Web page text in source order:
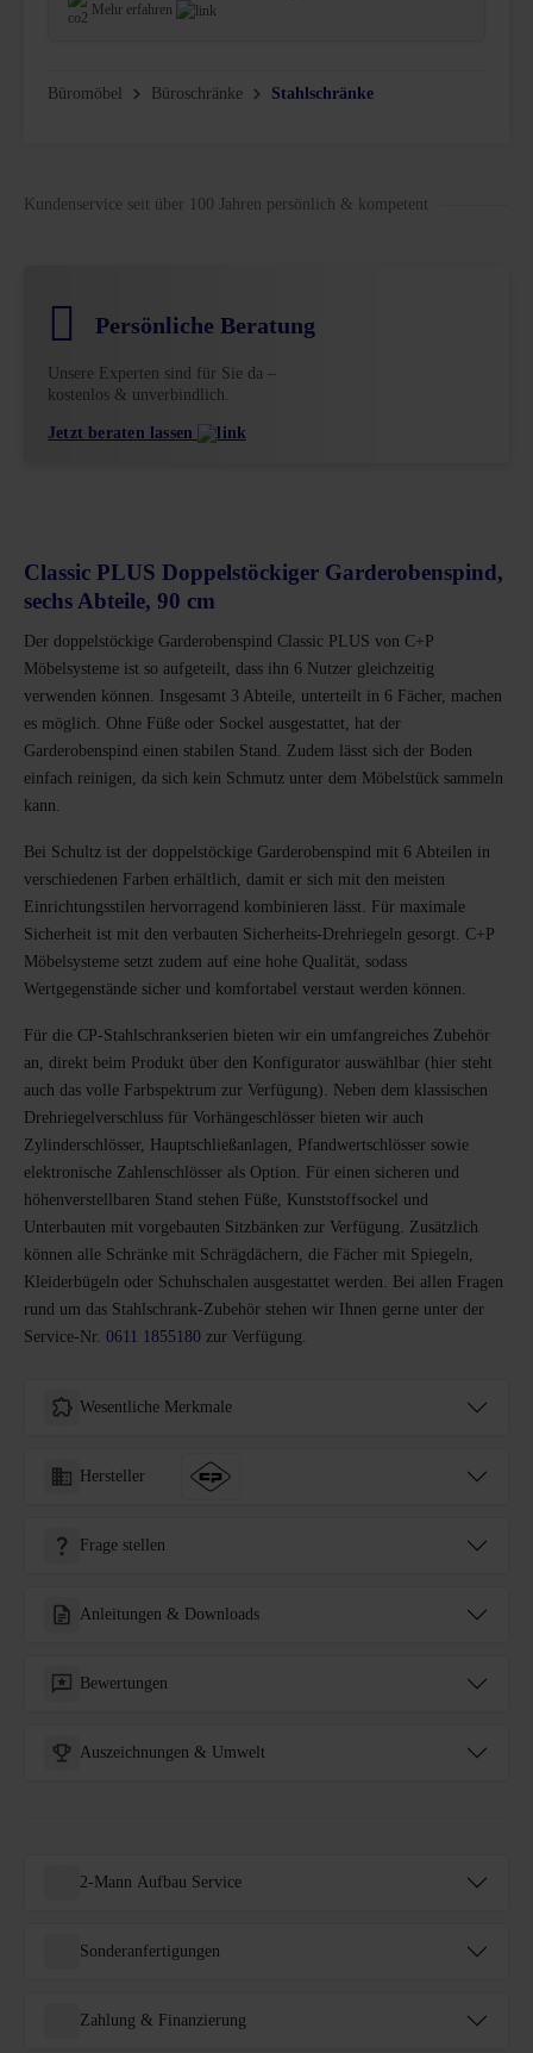
Mehr erfahren
Büromöbel Büroschränke Stahlschränke
Kundenservice seit über 100 Jahren persönlich & kompetent
Persönliche Beratung
Unsere Experten sind für Sie da –
kostenlos & unverbindlich.
Jetzt beraten lassen
Classic PLUS Doppelstöckiger Garderobenspind,
sechs Abteile, 90 cm
Der doppelstöckige Garderobenspind Classic PLUS von C+P
Möbelsysteme ist so aufgeteilt, dass ihn 6 Nutzer gleichzeitig
verwenden können. Insgesamt 3 Abteile, unterteilt in 6 Fächer, machen
es möglich. Ohne Füße oder Sockel ausgestattet, hat der
Garderobenspind einen stabilen Stand. Zudem lässt sich der Boden
einfach reinigen, da sich kein Schmutz unter dem Möbelstück sammeln
kann.
Bei Schultz ist der doppelstöckige Garderobenspind mit 6 Abteilen in
verschiedenen Farben erhältlich, damit er sich mit den meisten
Einrichtungsstilen hervorragend kombinieren lässt. Für maximale
Sicherheit ist mit den verbauten Sicherheits-Drehriegeln gesorgt. C+P
Möbelsysteme setzt zudem auf eine hohe Qualität, sodass
Wertgegenstände sicher und komfortabel verstaut werden können.
Für die CP-Stahlschrankserien bieten wir ein umfangreiches Zubehör
an, direkt beim Produkt über den Konfigurator auswählbar (hier steht
auch das volle Farbspektrum zur Verfügung). Neben dem klassischen
Drehriegelverschluss für Vorhängeschlösser bieten wir auch
Zylinderschlösser, Hauptschließanlagen, Pfandwertschlösser sowie
elektronische Zahlenschlösser als Option. Für einen sicheren und
höhenverstellbaren Stand stehen Füße, Kunststoffsockel und
Unterbauten mit vorgebauten Sitzbänken zur Verfügung. Zusätzlich
können alle Schränke mit Schrägdächern, die Fächer mit Spiegeln,
Kleiderbügeln oder Schuhschalen ausgestattet werden. Bei allen Fragen
rund um das Stahlschrank-Zubehör stehen wir Ihnen gerne unter der
Service-Nr. 0611 1855180 zur Verfügung.
Wesentliche Merkmale
Hersteller
Frage stellen
Anleitungen & Downloads
Bewertungen
Auszeichnungen & Umwelt
2-Mann Aufbau Service
Sonderanfertigungen
Zahlung & Finanzierung